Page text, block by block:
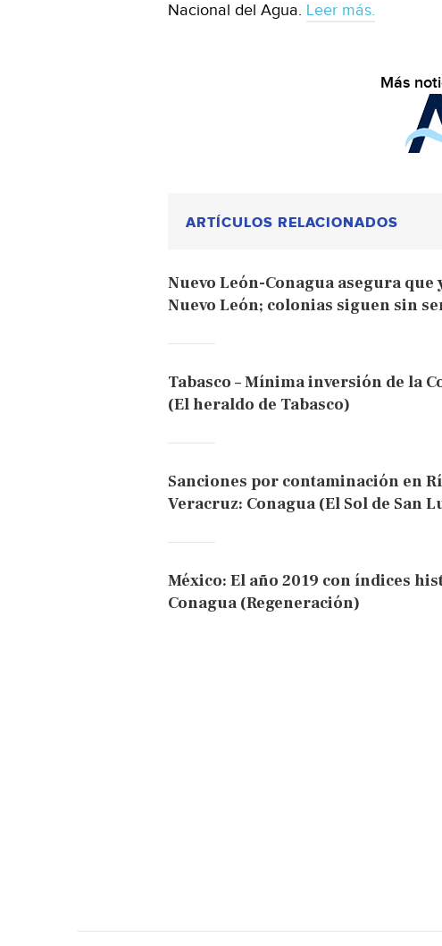
Nacional del Agua. Leer más.
Más
ARTÍCULOS RELACIONADOS
Nuevo León-Conagua asegura que
Nuevo León; colonias siguen sin
Tabasco – Mínima inversión de la
(El heraldo de Tabasco)
Sanciones por contaminación en
Veracruz: Conagua (El Sol de San
México: El año 2019 con índices
Conagua (Regeneración)